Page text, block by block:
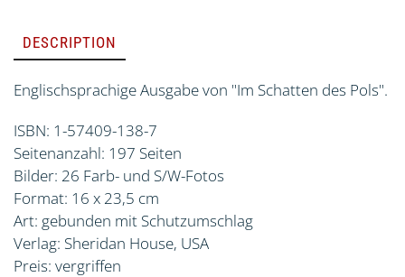
DESCRIPTION
Englischsprachige Ausgabe von "Im Schatten des Pols".
ISBN: 1-57409-138-7
Seitenanzahl: 197 Seiten
Bilder: 26 Farb- und S/W-Fotos
Format: 16 x 23,5 cm
Art: gebunden mit Schutzumschlag
Verlag: Sheridan House, USA
Preis: vergriffen